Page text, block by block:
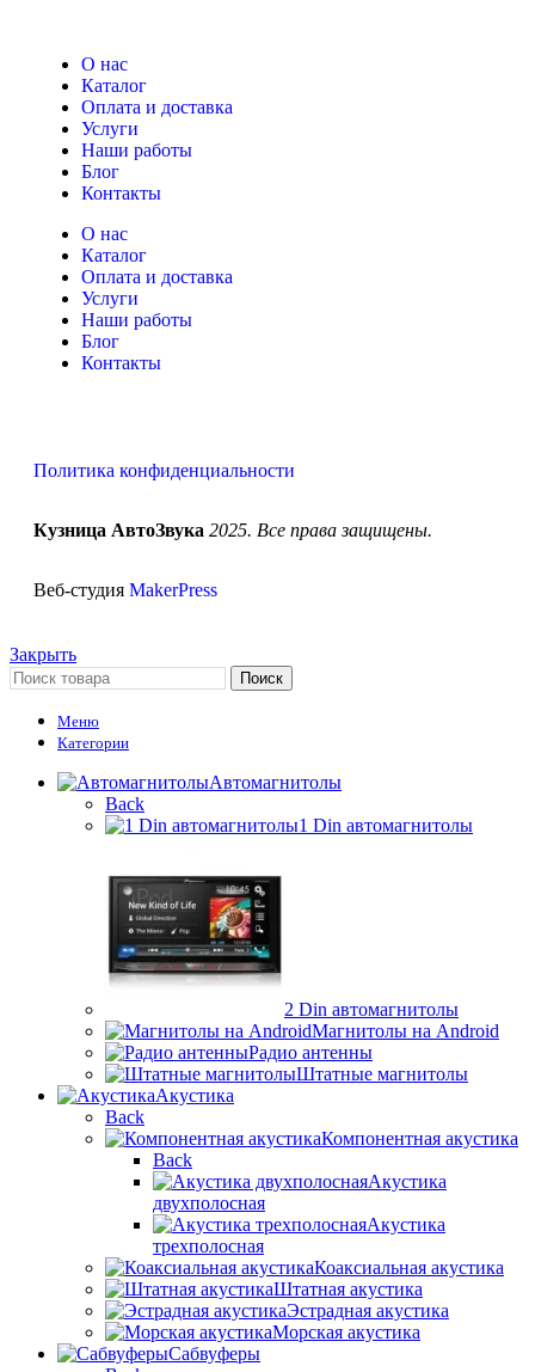
О нас
Каталог
Оплата и доставка
Услуги
Наши работы
Блог
Контакты
О нас
Каталог
Оплата и доставка
Услуги
Наши работы
Блог
Контакты
Политика конфиденциальности
Кузница АвтоЗвука 2025. Все права защищены.
Веб-студия MakerPress
Закрыть
Поиск
Меню
Категории
Автомагнитолы
Back
1 Din автомагнитолы
2 Din автомагнитолы
Магнитолы на Android
Радио антенны
Штатные магнитолы
Акустика
Back
Компонентная акустика
Back
Акустика
двухполосная
Акустика
трехполосная
Коаксиальная акустика
Штатная акустика
Эстрадная акустика
Морская акустика
Сабвуферы